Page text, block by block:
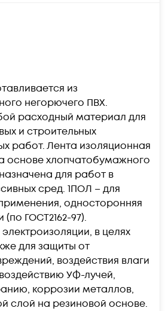
из
негорючего ПВХ.
расходный материал для
и строительных
работ. Лента изоляционная
основе хлопчатобумажного
для работ в
сред. 1ПОЛ – для
односторонняя
ГОСТ2162-97).
в целях
для защиты от
воздействия влаги
УФ-лучей,
коррозии металлов,
слой на резиновой основе.